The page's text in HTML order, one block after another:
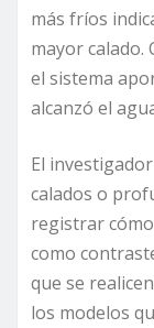
más fríos
mayor calado.
el sistema
alcanzó el
El
calados o
registrar
como
que se
los modelos